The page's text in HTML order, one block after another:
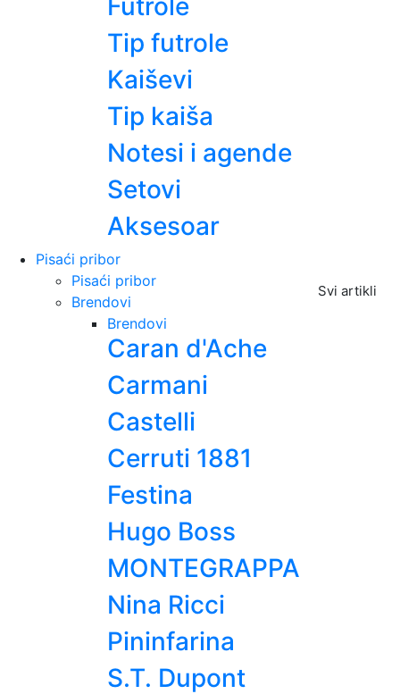
Tip futrole
Kaiševi
Tip kaiša
Notesi i agende
Setovi
Aksesoar
Pisaći pribor
Svi artikli
Pisaći pribor
Brendovi
Brendovi
Caran d'Ache
Carmani
Castelli
Cerruti 1881
Festina
Hugo Boss
MONTEGRAPPA
Nina Ricci
Pininfarina
S.T. Dupont